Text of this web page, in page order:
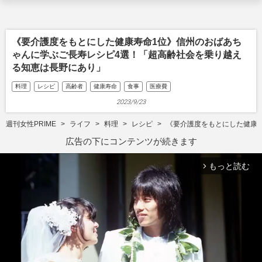
《要介護度をもとにした健康寿命1位》信州のおばあち
ゃんに学ぶご長寿レシピ4選！「超高齢社会を乗り越え
る知恵は長野にあり」
料理 レシピ 高齢者 健康寿命 食事 医療費
2023/9/23
週刊女性PRIME ライフ 料理 レシピ 《要介護度をもとにした健
広告の下にコンテンツが続きます
arrow_forward_ios もっと読む